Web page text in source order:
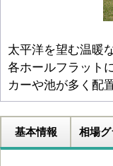
太平洋を望む温暖
各ホールフラット
カーや池が多く配
基本情報 相場グ